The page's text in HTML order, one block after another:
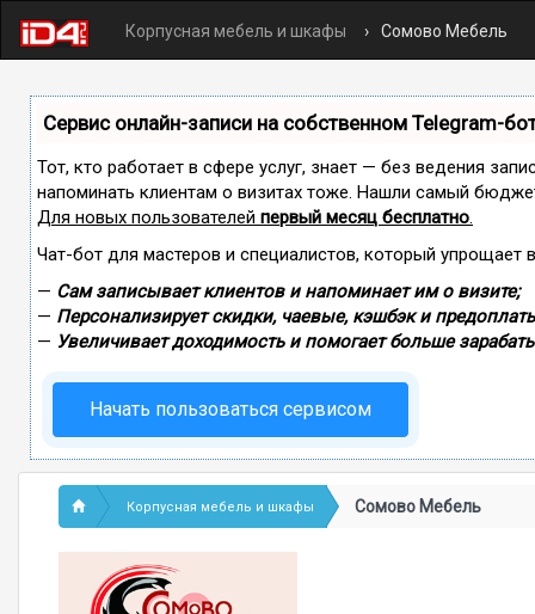
Корпусная мебель и шкафы Сомово Мебель
Сервис онлайн-записи на собственном Telegram-
Тот, кто работает в сфере услуг, знает — без ведения
напоминать клиентам о визитах тоже. Нашли самый
Для новых пользователей первый месяц бесплатно.
Чат-бот для мастеров и специалистов, который упрощает
— Сам записывает клиентов и напоминает им о визите;
— Персонализирует скидки, чаевые, кэшбэк и
— Увеличивает доходимость и помогает больше
Начать пользоваться сервисом
Корпусная мебель и шкафы Сомово Мебель